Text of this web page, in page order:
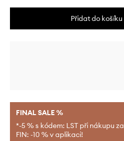
Přidat do košíku
FINAL SALE %
*-5 % s kódem: LST při nákupu
FIN: -10 % v aplikaci!